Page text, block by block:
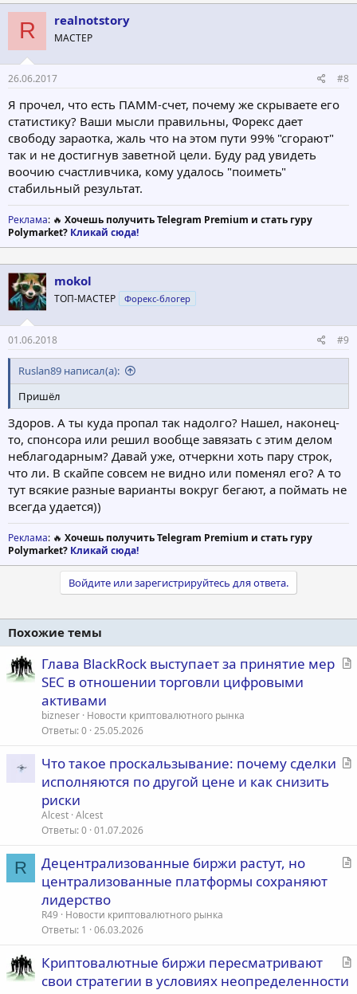
R realnotstory
МАСТЕР
26.06.2017 #8
Я прочел, что есть ПАММ-счет, почему же скрываете его
статистику? Ваши мысли правильны, Форекс дает
свободу зараотка, жаль что на этом пути 99% "сгорают"
так и не достигнув заветной цели. Буду рад увидеть
воочию счастливчика, кому удалось "поиметь"
стабильный результат.
Реклама: 🔥 Хочешь получить Telegram Premium и стать гуру
Polymarket? Кликай сюда!
mokol
ТОП-МАСТЕР Форекс-блогер
01.06.2018 #9
Ruslan89 написал(а):
Пришёл
Здоров. А ты куда пропал так надолго? Нашел, наконец-
то, спонсора или решил вообще завязать с этим делом
неблагодарным? Давай уже, отчеркни хоть пару строк,
что ли. В скайпе совсем не видно или поменял его? А то
тут всякие разные варианты вокруг бегают, а поймать не
всегда удается))
Реклама: 🔥 Хочешь получить Telegram Premium и стать гуру
Polymarket? Кликай сюда!
Войдите или зарегистрируйтесь для ответа.
Похожие темы
С
Глава BlackRock выступает за принятие мер
SEC в отношении торговли цифровыми
активами
bizneser Новости криптовалютного рынка
Ответы 0 25.05.2026
С
Что такое проскальзывание: почему сделки
исполняются по другой цене и как снизить
риски
Alcest Alcest
Ответы 0 01.07.2026
R
С
Децентрализованные биржи растут, но
централизованные платформы сохраняют
лидерство
R49
Новости криптовалютного рынка
Ответы 1 06.03.2026
С
Криптовалютные биржи пересматривают
свои стратегии в условиях неопределенности